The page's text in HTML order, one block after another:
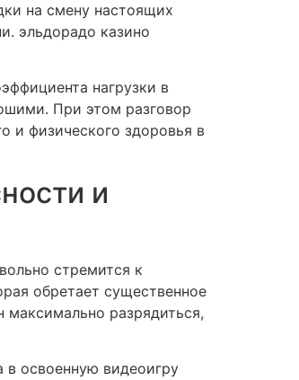
на смену настоящих
эльдорадо казино
нагрузки в
При этом разговор
и физического здоровья в
и
стремится к
обретает существенное
разрядиться,
в освоенную видеоигру